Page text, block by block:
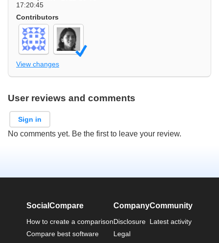
17:20:45
Contributors
View changes
User reviews and comments
Sign in
No comments yet. Be the first to leave your review.
SocialCompare
How to create a comparison
Compare best software
Company
Disclosure
Legal
Community
Latest activity